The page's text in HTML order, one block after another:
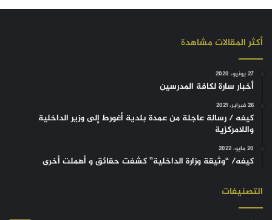
أكثر المقالات مشاهدة
27 يونيو، 2020
أخبار سارة لكافة المدرسين
26 فبراير، 2021
كيفه / رسالة عاجلة من عمدة بلدية أغورط إلى وزير الداخلية
واللامركزية
20 مايو، 2022
كيفه/ “وثيقة وزارة الداخلية” كشفت حقائق و أهملت أخرى
التصنيفات